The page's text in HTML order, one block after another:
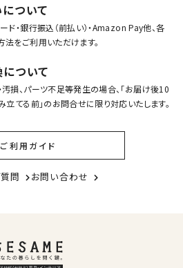
ついて
ド・銀行振込（前払い）・Amazon Pay他、各
をご利用いただけます。
ついて
損、パーツ不足等発生の場合、「お届け後10
立てる前」のお問合せに限り対応いたします。
ご利用ガイド
問 お問い合わせ